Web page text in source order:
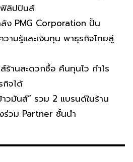
ฟิลิปปินส์
ง PMG Corporation ปั้น
วามรู้และเงินทุน พาธุรกิจไทยสู่
ร้านสะดวกซื้อ คืนทุนไว กำไร
กิจได้
วมันส์” รวม 2 แบรนด์ในร้าน
ร่วม Partner ชั้นนำ